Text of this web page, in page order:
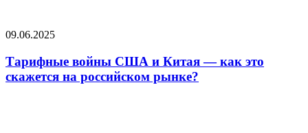
09.06.2025
Тарифные войны США и Китая — как это
скажется на российском рынке?